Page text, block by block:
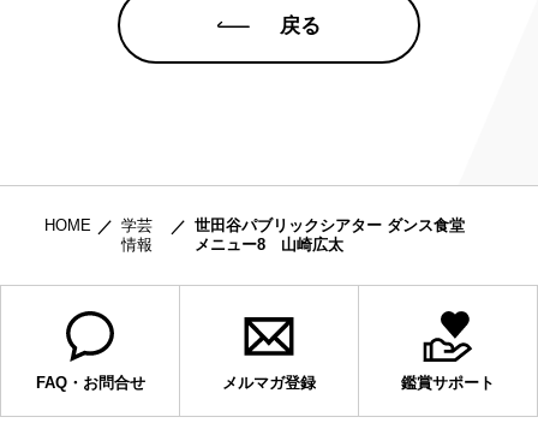
戻る
HOME
学芸
情報
世田谷パブリックシアター ダンス食堂
メニュー8 山崎広太
FAQ・お問合せ メルマガ登録 鑑賞サポート